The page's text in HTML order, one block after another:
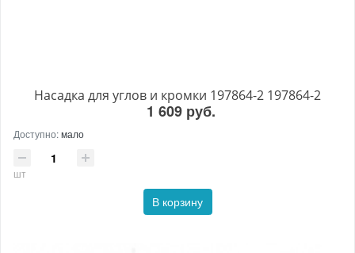
Насадка для углов и кромки 197864-2 197864-2
1 609 руб.
Доступно:мало
шт
В корзину